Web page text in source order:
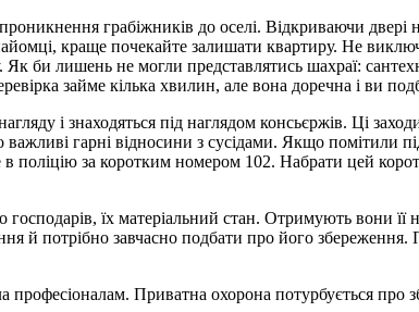
грабіжників до оселі. Відкриваючи
краще почекайте залишати квартиру. Не
Як би лишень не могли представлятись шахраї:
займе кілька хвилин, але вона доречна і ви
і знаходяться під наглядом консьєржів. Ці
гарні відносини з сусідами. Якщо помітили
поліцію за коротким номером 102. Набрати цей
їх матеріальний стан. Отримують вони
й потрібно завчасно подбати про його збереження.
професіоналам. Приватна охорона потурбується про